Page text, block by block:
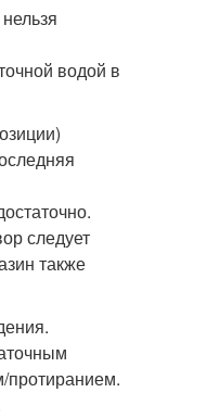
водой в
следует
также
протиранием.